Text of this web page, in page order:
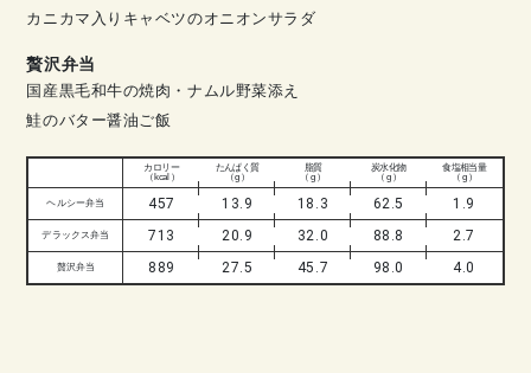
カニカマ入りキャベツのオニオンサラダ
贅沢弁当
国産黒毛和牛の焼肉・ナムル野菜添え
鮭のバター醤油ご飯
カロリー
（ kcal ）
たんぱく質
（ g ）
脂質
（ g ）
炭水化物
（ g ）
食塩相当量
（ g ）
ヘルシー弁当 457 13.9 18.3 62.5 1.9
デラックス弁当 713 20.9 32.0 88.8 2.7
贅沢弁当 889 27.5 45.7 98.0 4.0